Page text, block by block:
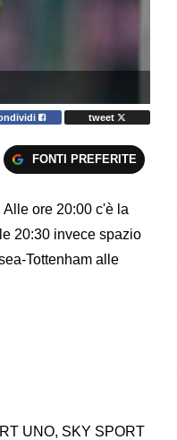
tweet
FONTI PREFERITE
ore 20:00 c'è la
20:30 invece spazio
Tottenham alle
UNO, SKY SPORT